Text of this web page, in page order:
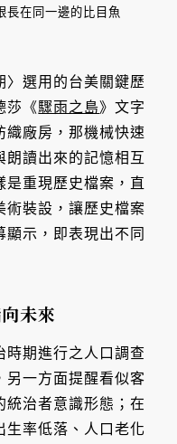
長在同一邊的比目魚
〉選用的台美關鍵歷
莎《驟雨之島》文字
織廠房，那機械快速
朗讀出來的記憶相互
是重現歷史檔案，直
術裝設，讓歷史檔案
示，即表現出不同
未來
時期進行之人口調查
另一方面提醒看似客
統治者意識形態；在
生率低落、人口老化